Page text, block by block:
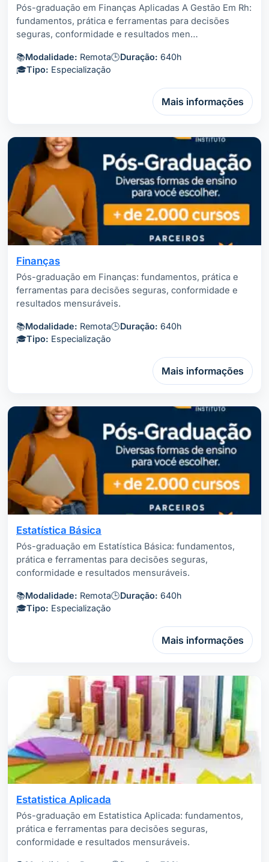
Pós-graduação em Finanças Aplicadas A Gestão Em Rh:
fundamentos, prática e ferramentas para decisões
seguras, conformidade e resultados men…
📚Modalidade: Remota🕒Duração: 640h
🎓Tipo: Especialização
Mais informações
Finanças
Pós-graduação em Finanças: fundamentos, prática e
ferramentas para decisões seguras, conformidade e
resultados mensuráveis.
📚Modalidade: Remota🕒Duração: 640h
🎓Tipo: Especialização
Mais informações
Estatística Básica
Pós-graduação em Estatística Básica: fundamentos,
prática e ferramentas para decisões seguras,
conformidade e resultados mensuráveis.
📚Modalidade: Remota🕒Duração: 640h
🎓Tipo: Especialização
Mais informações
Estatistica Aplicada
Pós-graduação em Estatistica Aplicada: fundamentos,
prática e ferramentas para decisões seguras,
conformidade e resultados mensuráveis.